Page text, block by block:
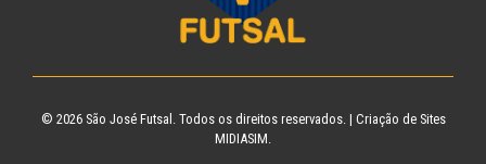
© 2026 São José Futsal . Todos os direitos reservados. | Criação de Sites
MIDIASIM.